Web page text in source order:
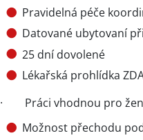
Pravidelná péče
Datované ubytovaní
25 dní dovolené
Lékařská prohlídka
· Práci vhodnou pro
Možnost přechodu